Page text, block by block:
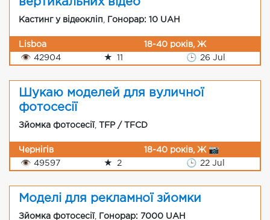
Кастинг у відеокліп Гонорар: 10 UAH
Lisboa
18-40 років, Ж
👁 42904 ★ 11 🕒 26 Jul
Шукаю моделей для вуличної
фотосесії
Зйомка фотосесії TFP / TFCD
Чернігів
18-40 років, Ж 📷
👁 49597 ★ 2 🕒 22 Jul
Моделі для рекламної зйомки
Зйомка фотосесії Гонорар: 7000 UAH